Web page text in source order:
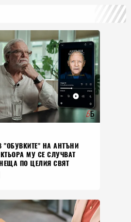
"ОБУВКИТЕ" НА АНТЪНИ
МУ СЕ СЛУЧВАТ
ПО ЦЕЛИЯ СВЯТ